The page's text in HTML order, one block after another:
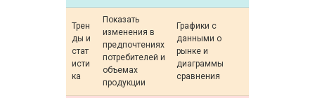
Трен
ды и
стат
исти
ка
Показать
изменения в
предпочтениях
потребителей и
объемах
продукции
Графики с
данными о
рынке и
диаграммы
сравнения